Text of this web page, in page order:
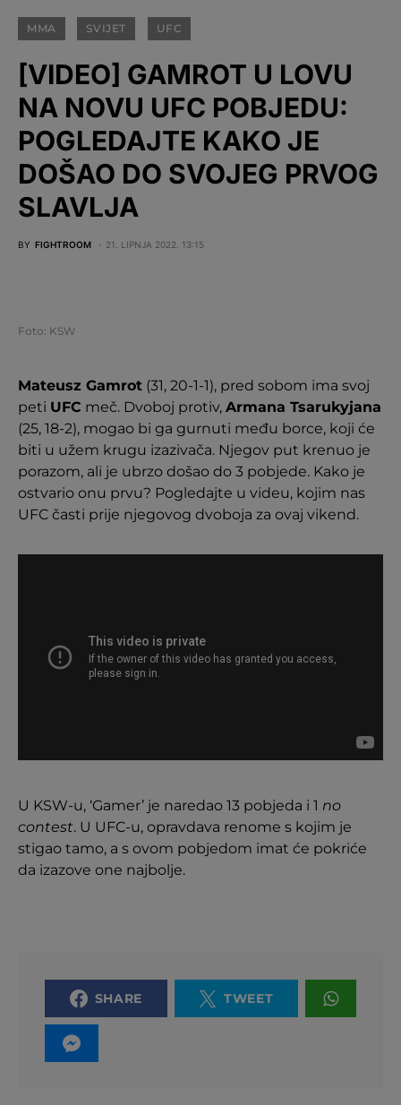
MMA SVIJET UFC
[VIDEO] GAMROT U LOVU
NA NOVU UFC POBJEDU:
POGLEDAJTE KAKO JE
DOŠAO DO SVOJEG PRVOG
SLAVLJA
BY FIGHTROOM 21. LIPNJA 2022. 13:15
Foto: KSW
Mateusz Gamrot (31, 20-1-1), pred sobom ima svoj
peti UFC meč. Dvoboj protiv, Armana Tsarukyjana
(25, 18-2), mogao bi ga gurnuti među borce, koji će
biti u užem krugu izazivača. Njegov put krenuo je
porazom, ali je ubrzo došao do 3 pobjede. Kako je
ostvario onu prvu? Pogledajte u videu, kojim nas
UFC časti prije njegovog dvoboja za ovaj vikend.
U KSW-u, ‘Gamer’ je naredao 13 pobjeda i 1 no
contest. U UFC-u, opravdava renome s kojim je
stigao tamo, a s ovom pobjedom imat će pokriće
da izazove one najbolje.
SHARE TWEET